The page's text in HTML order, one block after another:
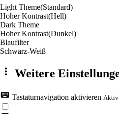
Light Theme(Standard)
Hoher Kontrast(Hell)
Dark Theme
Hoher Kontrast(Dunkel)
Blaufilter
Schwarz-Weiß
Weitere
Tastaturnavigation aktivieren